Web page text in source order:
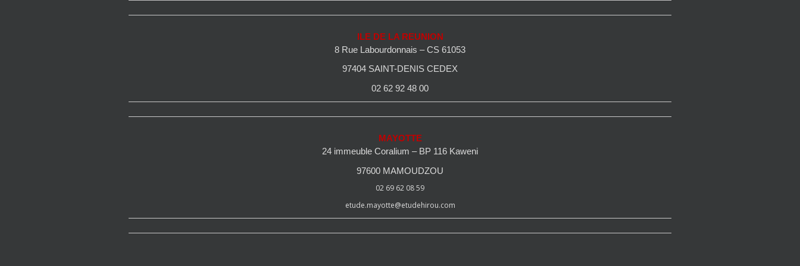
ILE DE LA REUNION
8 Rue Labourdonnais – CS 61053
97404 SAINT-DENIS CEDEX
02 62 92 48 00
MAYOTTE
24 immeuble Coralium – BP 116 Kaweni
97600 MAMOUDZOU
02 69 62 08 59
etude.mayotte@etudehirou.com